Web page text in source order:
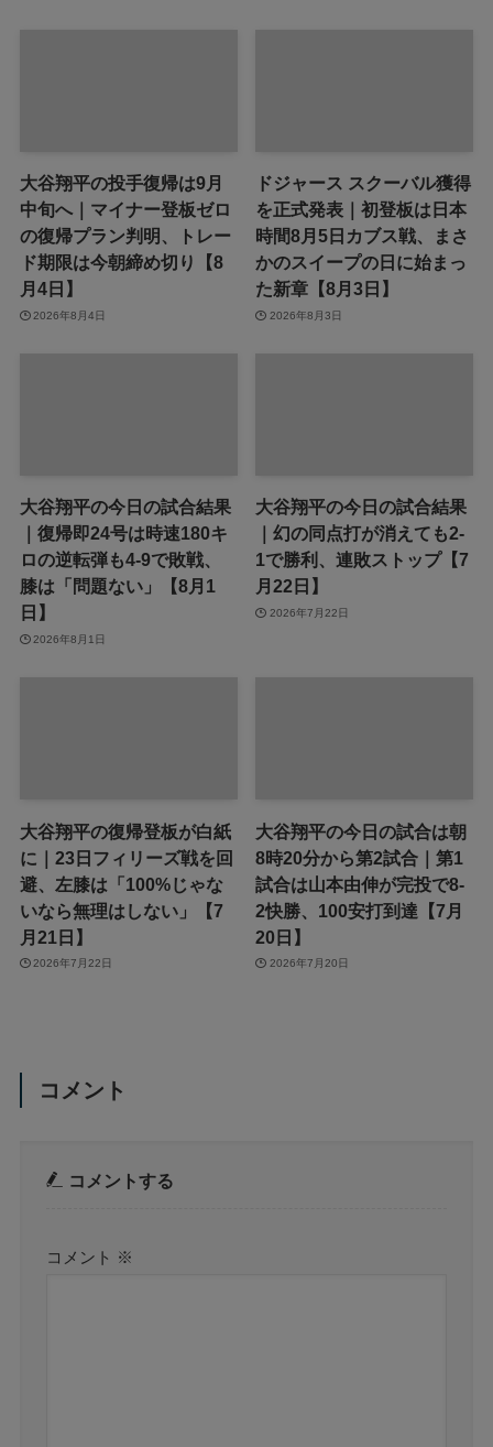
大谷翔平の投手復帰は9月
中旬へ｜マイナー登板ゼロ
の復帰プラン判明、トレー
ド期限は今朝締め切り【8
月4日】
2026年8月4日
ドジャース スクーバル獲得
を正式発表｜初登板は日本
時間8月5日カブス戦、まさ
かのスイープの日に始まっ
た新章【8月3日】
2026年8月3日
大谷翔平の今日の試合結果
｜復帰即24号は時速180キ
ロの逆転弾も4-9で敗戦、
膝は「問題ない」【8月1
日】
2026年8月1日
大谷翔平の今日の試合結果
｜幻の同点打が消えても2-
1で勝利、連敗ストップ【7
月22日】
2026年7月22日
大谷翔平の復帰登板が白紙
に｜23日フィリーズ戦を回
避、左膝は「100%じゃな
いなら無理はしない」【7
月21日】
2026年7月22日
大谷翔平の今日の試合は朝
8時20分から第2試合｜第1
試合は山本由伸が完投で8-
2快勝、100安打到達【7月
20日】
2026年7月20日
コメント
コメントする
コメント ※